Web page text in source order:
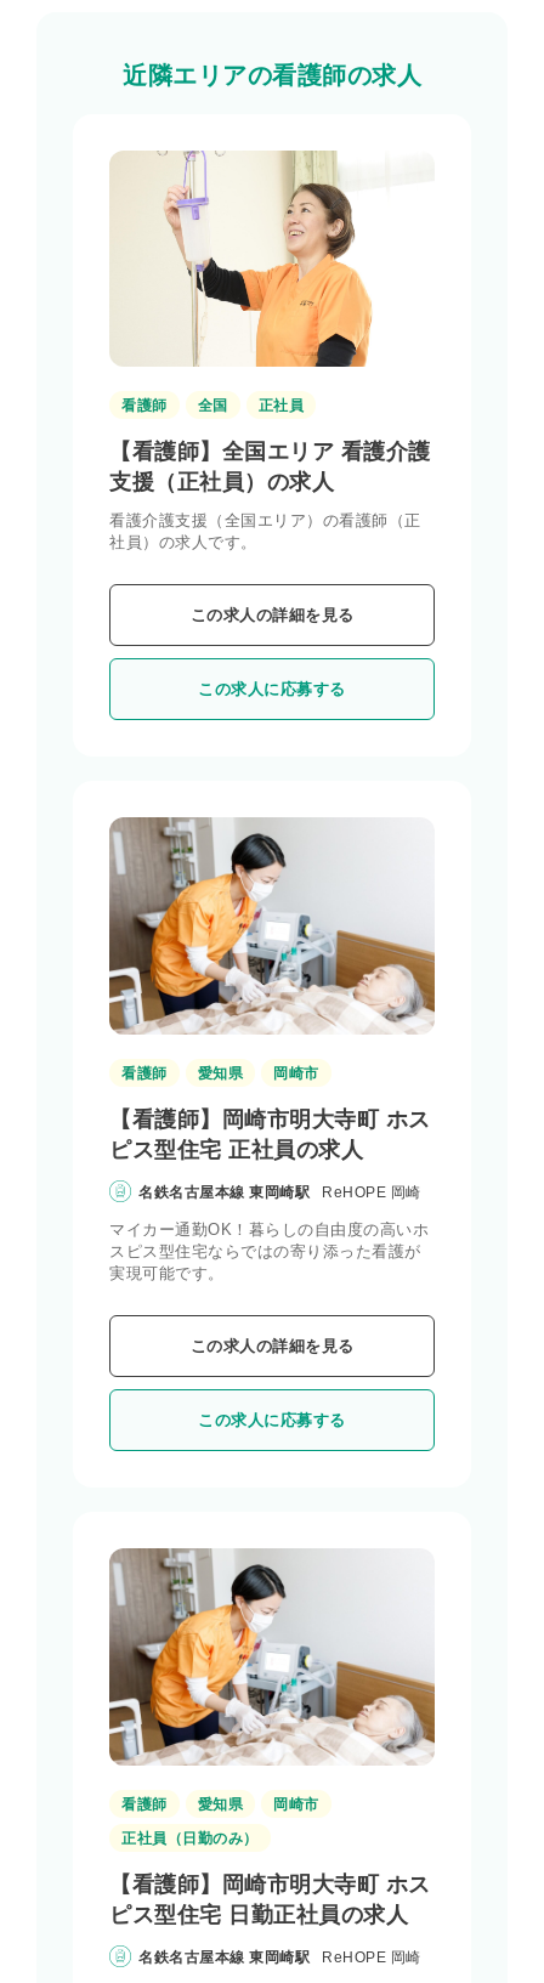
近隣エリアの看護師の求人
看護師 全国 正社員
【看護師】全国エリア 看護介護
支援（正社員）の求人
看護介護支援（全国エリア）の看護師（正
社員）の求人です。
この求人の詳細を見る
この求人に応募する
看護師 愛知県 岡崎市
【看護師】岡崎市明大寺町 ホス
ピス型住宅 正社員の求人
名鉄名古屋本線 東岡崎駅 ReHOPE 岡崎
マイカー通勤OK！暮らしの自由度の高いホ
スピス型住宅ならではの寄り添った看護が
実現可能です。
この求人の詳細を見る
この求人に応募する
看護師 愛知県
岡崎市
正社員（日勤のみ）
【看護師】岡崎市明大寺町 ホス
ピス型住宅 日勤正社員の求人
名鉄名古屋本線 東岡崎駅 ReHOPE 岡崎